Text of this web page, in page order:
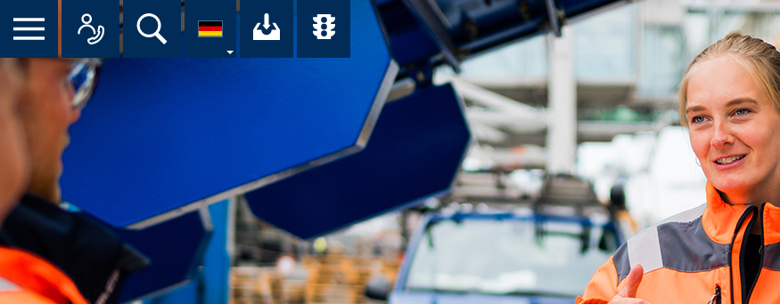
Suche Ihr Download-Center der HPA
Übersicht aller Verkehrsmeldungen im Hafen am